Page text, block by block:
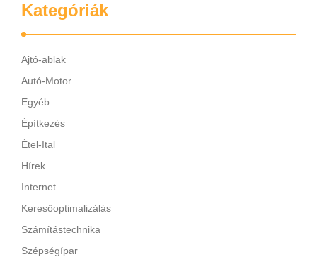
Kategóriák
Ajtó-ablak
Autó-Motor
Egyéb
Építkezés
Étel-Ital
Hírek
Internet
Keresőoptimalizálás
Számítástechnika
Szépségípar